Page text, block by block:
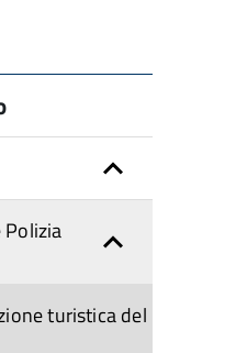
Polizia
turistica del